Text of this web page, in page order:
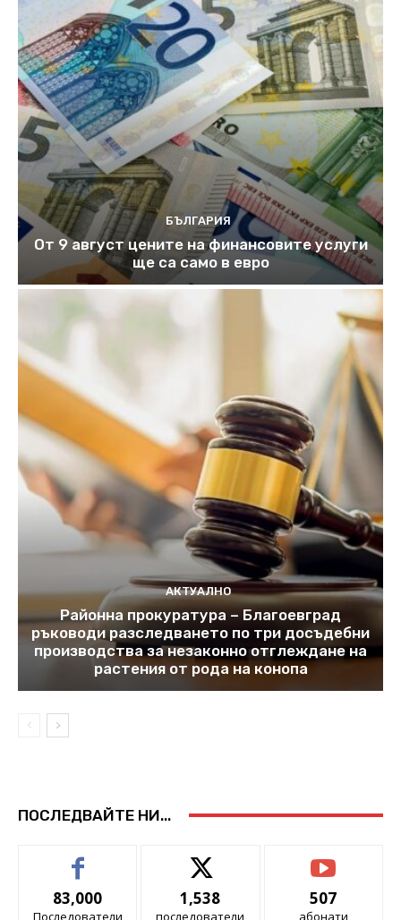
БЪЛГАРИЯ
От 9 август цените на финансовите услуги
ще са само в евро
АКТУАЛНО
Районна прокуратура – Благоевград
ръководи разследването по три досъдебни
производства за незаконно отглеждане на
растения от рода на конопа
ПОСЛЕДВАЙТЕ НИ...
83,000
Последователи
1,538
последователи
507
абонати